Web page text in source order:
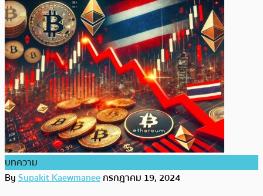
บทความ
BySupakit Kaewmaneeกรกฎาคม 19, 2024